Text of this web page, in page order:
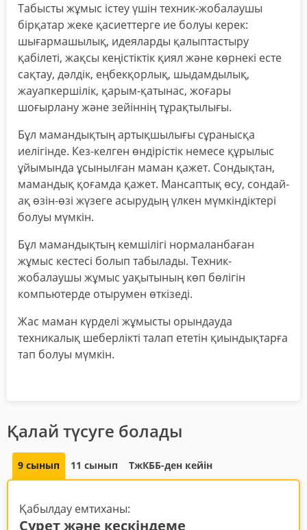
Табысты жұмыс істеу үшін техник-жобалаушы
бірқатар жеке қасиеттерге ие болуы керек:
шығармашылық, идеяларды қалыптастыру
қабілеті, жақсы кеңістіктік қиял және көрнекі есте
сақтау, дәлдік, еңбекқорлық, шыдамдылық,
жауапкершілік, қарым-қатынас, жоғары
шоғырлану және зейіннің тұрақтылығы.
Бұл мамандықтың артықшылығы сұранысқа
иелігінде. Кез-келген өндірістік немесе құрылыс
ұйымында ұсынылған маман қажет. Сондықтан,
мамандық қоғамда қажет. Мансаптық өсу, сондай-
ақ өзін-өзі жүзеге асырудың үлкен мүмкіндіктері
болуы мүмкін.
Бұл мамандықтың кемшілігі нормаланбаған
жұмыс кестесі болып табылады. Техник-
жобалаушы жұмыс уақытының көп бөлігін
компьютерде отырумен өткізеді.
Жас маман күрделі жұмысты орындауда
техникалық шеберлікті талап ететін қиындықтарға
тап болуы мүмкін.
Қалай түсуге болады
9 сынып 11 сынып ТжКББ-ден кейін
Қабылдау емтиханы:
Сурет және кескіндеме